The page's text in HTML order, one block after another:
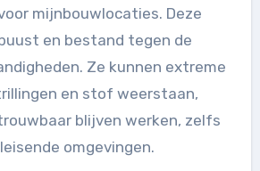
mijnbouwlocaties. Deze
en bestand tegen de
Ze kunnen extreme
en stof weerstaan,
blijven werken, zelfs
omgevingen.